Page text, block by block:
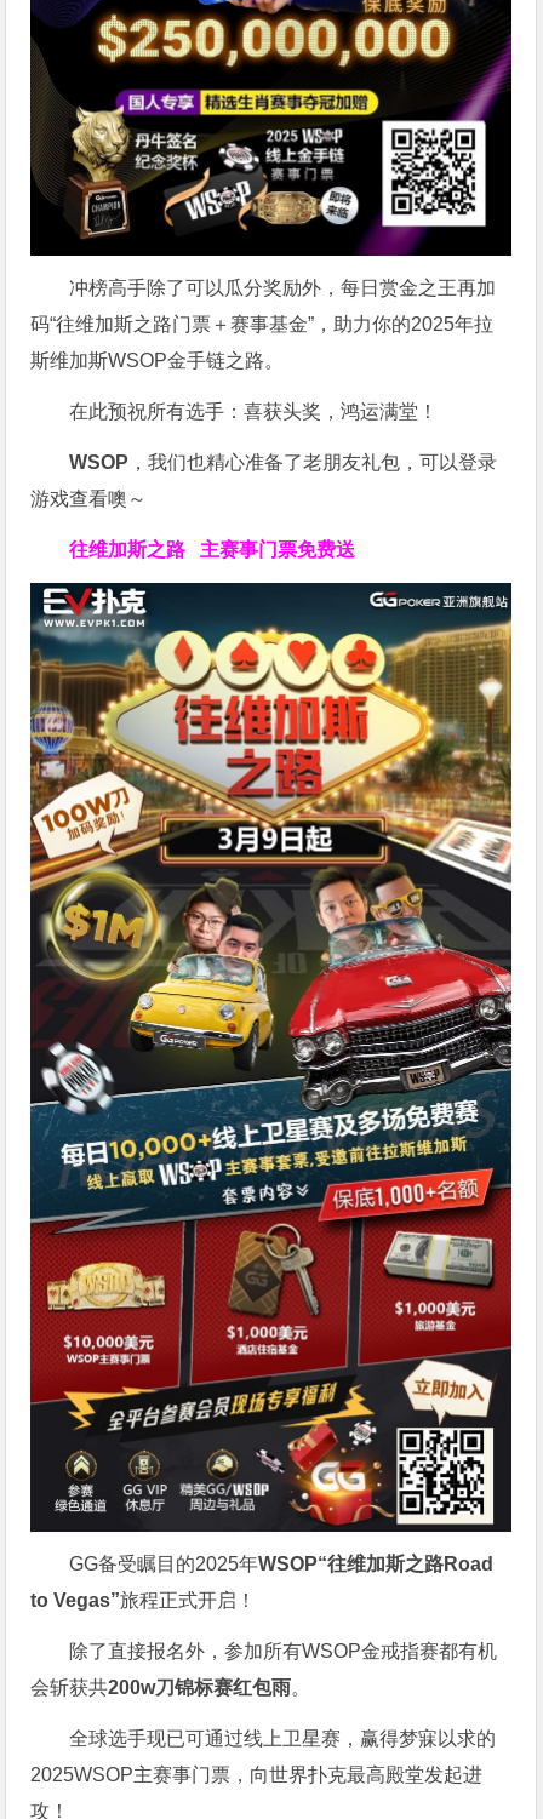
冲榜高手除了可以瓜分奖励外，每日赏金之王再加
码“往维加斯之路门票＋赛事基金”，助力你的2025年拉
斯维加斯WSOP金手链之路。
在此预祝所有选手：喜获头奖，鸿运满堂！
WSOP ，我们也精心准备了老朋友礼包，可以登录
游戏查看噢～
往维加斯之路 主赛事门票免费送
GG备受瞩目的2025年WSOP“往维加斯之路Road
to Vegas”旅程正式开启！
除了直接报名外，参加所有WSOP金戒指赛都有机
会斩获共200w刀锦标赛红包雨。
全球选手现已可通过线上卫星赛，赢得梦寐以求的
2025WSOP主赛事门票，向世界扑克最高殿堂发起进
攻！